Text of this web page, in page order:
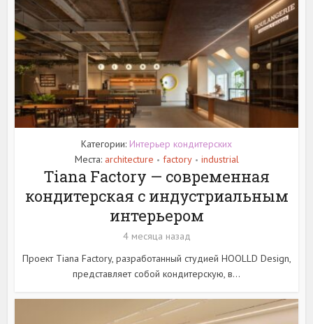
Категории: Интерьер кондитерских
Места: architecture • factory • industrial
Tiana Factory — современная
кондитерская с индустриальным
интерьером
4 месяца назад
Проект Tiana Factory, разработанный студией HOOLLD Design,
представляет собой кондитерскую, в...